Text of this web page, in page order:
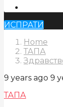
ИСПРАТИ
Home
ТАПА
9 years ago 9
ТАПА